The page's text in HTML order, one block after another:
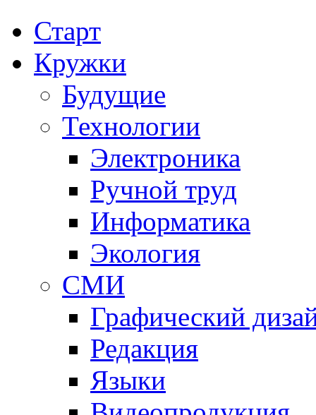
Старт
Кружки
Будущие
Технологии
Электроника
Ручной труд
Информатика
Экология
СМИ
Графический
Редакция
Языки